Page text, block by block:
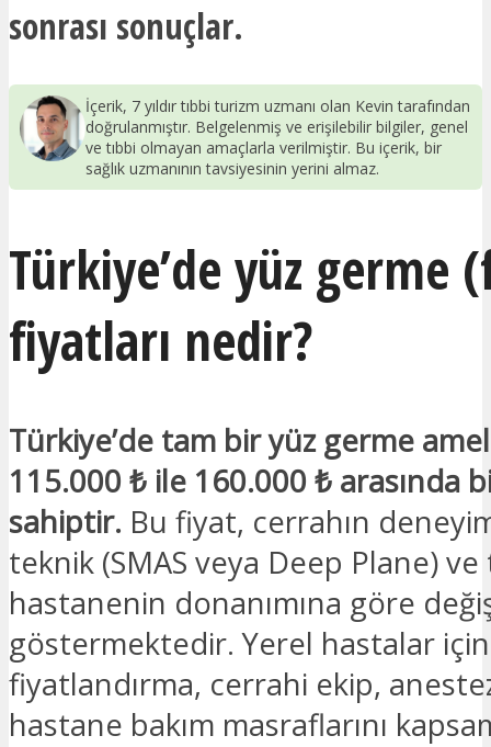
sonrası sonuçlar.
İçerik, 7 yıldır tıbbi turizm uzmanı olan Kevin tarafından
doğrulanmıştır. Belgelenmiş ve erişilebilir bilgiler, genel
ve tıbbi olmayan amaçlarla verilmiştir. Bu içerik, bir
sağlık uzmanının tavsiyesinin yerini almaz.
Türkiye’de yüz germe
fiyatları nedir?
Türkiye’de tam bir yüz germe
115.000 ₺ ile 160.000 ₺ arasında
sahiptir. Bu fiyat, cerrahın
teknik (SMAS veya Deep Plane)
hastanenin donanımına göre
göstermektedir. Yerel hastalar
fiyatlandırma, cerrahi ekip,
hastane bakım masraflarını